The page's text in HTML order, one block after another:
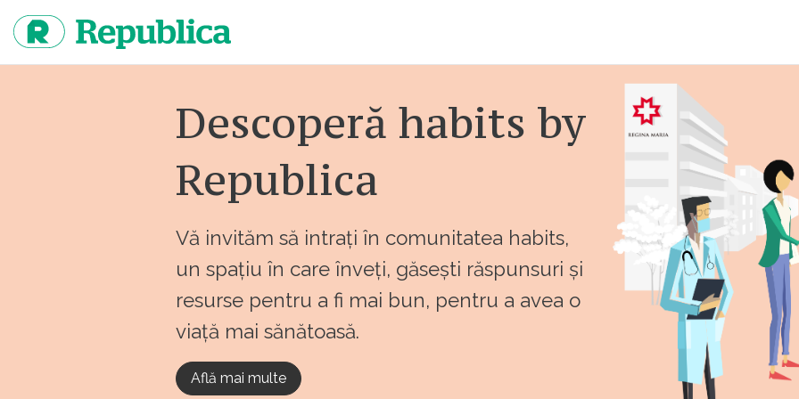
continut
Descoperă habits by
Republica
Vă invităm să intrați în comunitatea habits,
un spațiu în care înveți, găsești răspunsuri și
resurse pentru a fi mai bun, pentru a avea o
viață mai sănătoasă.
Află mai multe